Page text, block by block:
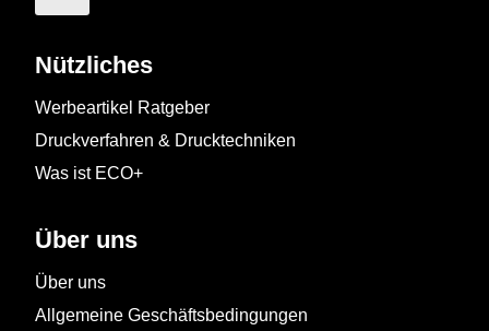
Nützliches
Werbeartikel Ratgeber
Druckverfahren & Drucktechniken
Was ist ECO+
Über uns
Über uns
Allgemeine Geschäftsbedingungen